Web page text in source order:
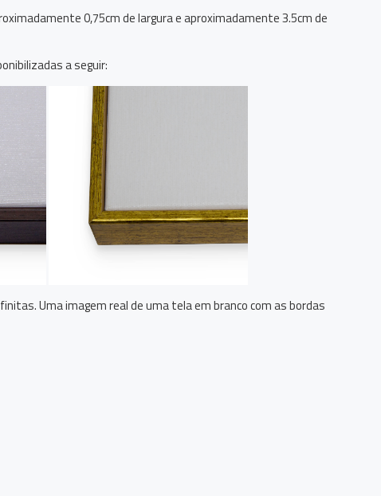
0,75cm de largura e aproximadamente 3.5cm de
a seguir:
Uma imagem real de uma tela em branco com as bordas